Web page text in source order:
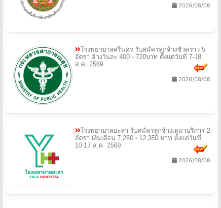
2026/08/08
โรงพยาบาลศรีนคร รับสมัครลูกจ้างชั่วคราว 5
อัตรา จ้างวันละ 400 - 720บาท ตั้งแต่วันที่ 7-18
ส.ค. 2569
2026/08/08
โรงพยาบาลยะลา รับสมัครลูกจ้างเหมาบริการ 2
อัตรา เงินเดือน 7,260 - 12,350 บาท ตั้งแต่วันที่
10-17 ส.ค. 2569
2026/08/08